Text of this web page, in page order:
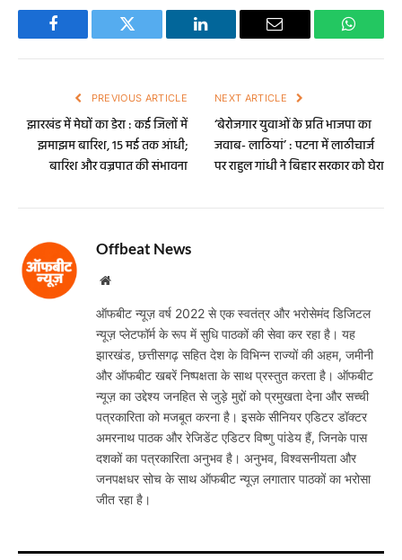
Facebook Twitter LinkedIn Email
PREVIOUS ARTICLE
झारखंड में मेघों का डेरा : कई जिलों में
झमाझम बारिश, 15 मई तक आंधी;
बारिश और वज्रपात की संभावना
NEXT ARTICLE
‘बेरोजगार युवाओं के प्रति भाजपा का
जवाब- लाठियां’ : पटना में लाठीचार्ज
पर राहुल गांधी ने बिहार सरकार को घेरा
Offbeat News
Website
ऑफबीट न्यूज़ वर्ष 2022 से एक स्वतंत्र और भरोसेमंद डिजिटल
न्यूज़ प्लेटफॉर्म के रूप में सुधि पाठकों की सेवा कर रहा है। यह
झारखंड, छत्तीसगढ़ सहित देश के विभिन्न राज्यों की अहम, जमीनी
और ऑफबीट खबरें निष्पक्षता के साथ प्रस्तुत करता है। ऑफबीट
न्यूज़ का उद्देश्य जनहित से जुड़े मुद्दों को प्रमुखता देना और सच्ची
पत्रकारिता को मजबूत करना है। इसके सीनियर एडिटर डॉक्टर
अमरनाथ पाठक और रेजिडेंट एडिटर विष्णु पांडेय हैं, जिनके पास
दशकों का पत्रकारिता अनुभव है। अनुभव, विश्वसनीयता और
जनपक्षधर सोच के साथ ऑफबीट न्यूज़ लगातार पाठकों का भरोसा
जीत रहा है।